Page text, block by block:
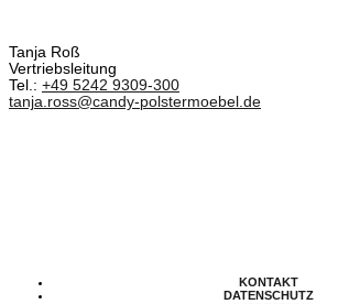
Tanja Roß
Vertriebsleitung
Tel.: +49 5242 9309-300
tanja.ross@candy-polstermoebel.de
KONTAKT
DATENSCHUTZ